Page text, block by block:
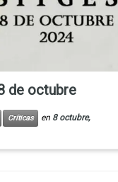
de octubre
Críticas en 8 octubre,